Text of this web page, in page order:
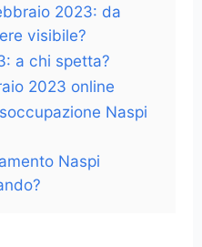
2023: da
visibile?
a chi spetta?
2023 online
Naspi
Naspi